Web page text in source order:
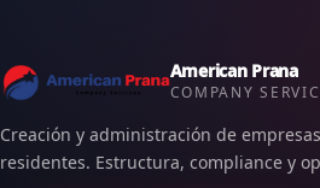
American Prana
COMPANY
Creación y administración de
residentes. Estructura, compliance y